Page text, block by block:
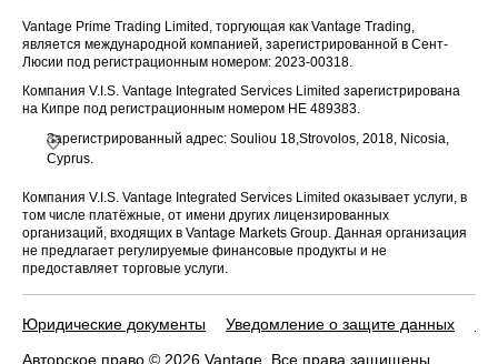
Vantage Prime Trading Limited, торгующая как Vantage Trading,
является международной компанией, зарегистрированной в Сент-
Люсии под регистрационным номером: 2023-00318.
Компания V.I.S. Vantage Integrated Services Limited зарегистрирована
на Кипре под регистрационным номером HE 489383.
Зарегистрированный адрес: Souliou 18,Strovolos, 2018, Nicosia,
Cyprus.
Компания V.I.S. Vantage Integrated Services Limited оказывает услуги, в
том числе платёжные, от имени других лицензированных
организаций, входящих в Vantage Markets Group. Данная организация
не предлагает регулируемые финансовые продукты и не
предоставляет торговые услуги.
Юридические документы Уведомление о защите данных
Авторское право © 2026 Vantage. Все права защищены.